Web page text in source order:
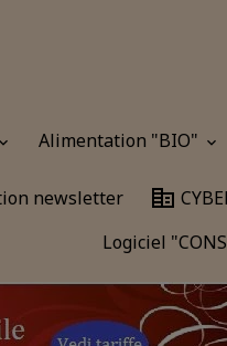
Alimentation "BIO"
newsletter
Logiciel